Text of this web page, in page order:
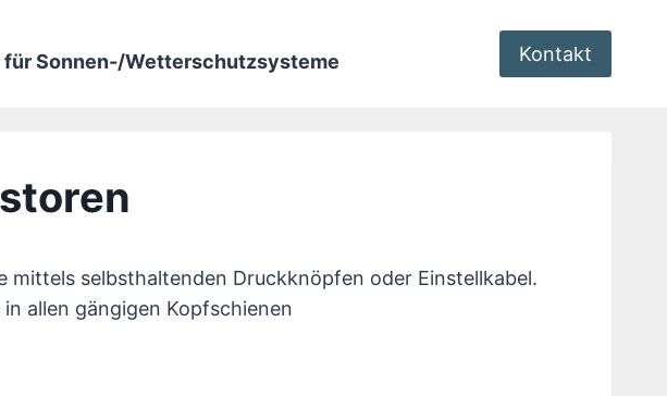
Sonnen-/Wetterschutzsysteme Kontakt
mittels selbsthaltenden Druckknöpfen oder Einstellkabel.
allen gängigen Kopfschienen